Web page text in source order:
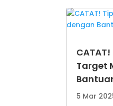
Target
5 Mar